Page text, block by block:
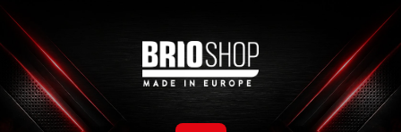
İçeriğe